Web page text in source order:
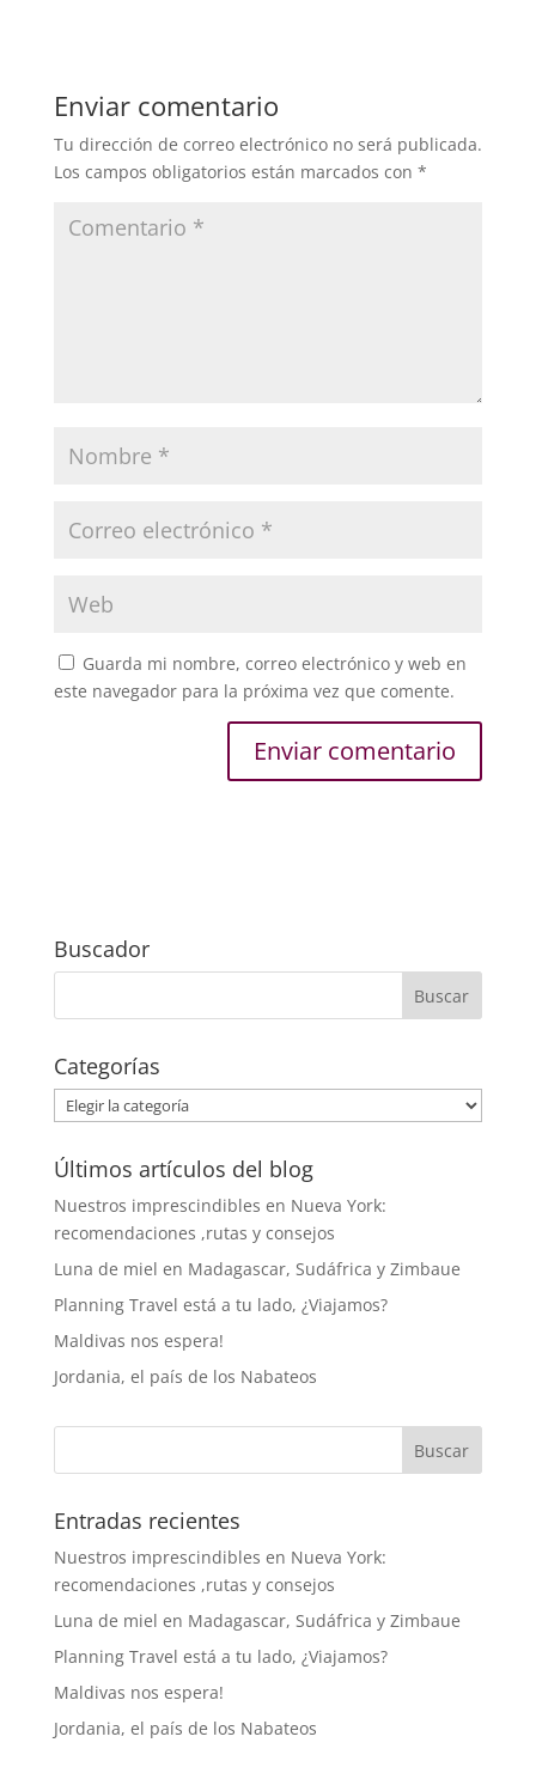
Enviar comentario
Tu dirección de correo electrónico no será publicada.
Los campos obligatorios están marcados con *
Guarda mi nombre, correo electrónico y web en
este navegador para la próxima vez que comente.
Buscador
Categorías
Categorías
Últimos artículos del blog
Nuestros imprescindibles en Nueva York:
recomendaciones ,rutas y consejos
Luna de miel en Madagascar, Sudáfrica y Zimbaue
Planning Travel está a tu lado, ¿Viajamos?
Maldivas nos espera!
Jordania, el país de los Nabateos
Entradas recientes
Nuestros imprescindibles en Nueva York:
recomendaciones ,rutas y consejos
Luna de miel en Madagascar, Sudáfrica y Zimbaue
Planning Travel está a tu lado, ¿Viajamos?
Maldivas nos espera!
Jordania, el país de los Nabateos